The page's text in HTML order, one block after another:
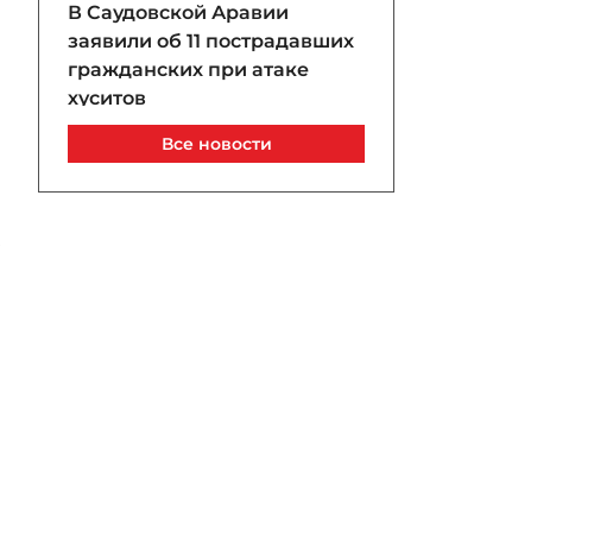
В Саудовской Аравии
заявили об 11 пострадавших
гражданских при атаке
хуситов
Сегодня, 09:40
Азербайджанская нефть
Все новости